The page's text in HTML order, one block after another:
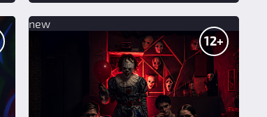
12+
new